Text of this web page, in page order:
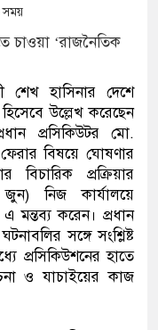
শেখ হাসিনার দেশে
উল্লেখ করেছেন
প্রসিকিউটর মো.
বিষয়ে ঘোষণার
প্রক্রিয়ার
নিজ কার্যালয়ে
মন্তব্য করেন। প্রধান
সঙ্গে সংশ্লিষ্ট
প্রসিকিউশনের হাতে
ও যাচাইয়ের কাজ